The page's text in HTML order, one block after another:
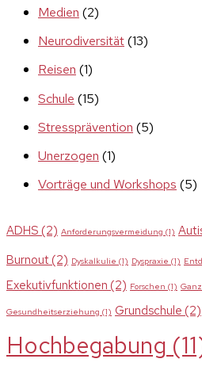
Medien (2)
Neurodiversität(13)
Reisen (1)
Schule (15)
Stressprävention (5)
Unerzogen (1)
Vorträge und Workshops (5)
ADHS (2) Anforderungsvermeidung (1)
Burnout (2) Dyskalkulie (1) Dyspraxie (1)
Exekutivfunktionen (2) Forschen (1)
Gesundheitserziehung (1) Grundschule (2)
Hochbegabung